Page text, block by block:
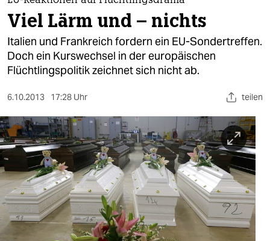
politik
öko
gesellschaft
sport
berlin
nord
wahrheit
Viel Lärm und – nichts
Italien und Frankreich fordern ein EU-Sondertreffen.
Doch ein Kurswechsel in der europäischen
Flüchtlingspolitik zeichnet sich nicht ab.
6.10.2013 17:28 Uhr teilen